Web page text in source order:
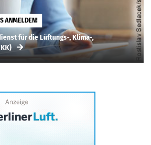
ANMELDEN!
für die Lüftungs-, Klima-,